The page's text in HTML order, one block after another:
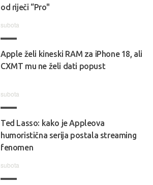
od riječi “Pro"
subota
Apple želi kineski RAM za iPhone 18, ali
CXMT mu ne želi dati popust
subota
Ted Lasso: kako je Appleova
humoristična serija postala streaming
fenomen
subota